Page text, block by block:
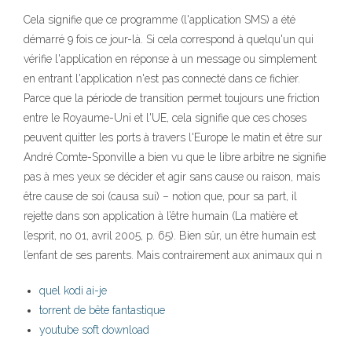
Cela signifie que ce programme (l'application SMS) a été
démarré 9 fois ce jour-là. Si cela correspond à quelqu'un qui
vérifie l'application en réponse à un message ou simplement
en entrant l'application n'est pas connecté dans ce fichier.
Parce que la période de transition permet toujours une friction
entre le Royaume-Uni et l'UE, cela signifie que ces choses
peuvent quitter les ports à travers l'Europe le matin et être sur
André Comte-Sponville a bien vu que le libre arbitre ne signifie
pas à mes yeux se décider et agir sans cause ou raison, mais
être cause de soi (causa sui) – notion que, pour sa part, il
rejette dans son application à l’être humain (La matière et
l’esprit, no 01, avril 2005, p. 65). Bien sûr, un être humain est
l’enfant de ses parents. Mais contrairement aux animaux qui n
quel kodi ai-je
torrent de bête fantastique
youtube soft download